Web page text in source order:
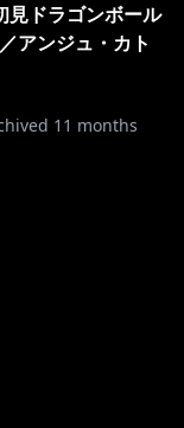
ク先の注意事項
見ドラゴンボール
アンジュ・カト
11 months